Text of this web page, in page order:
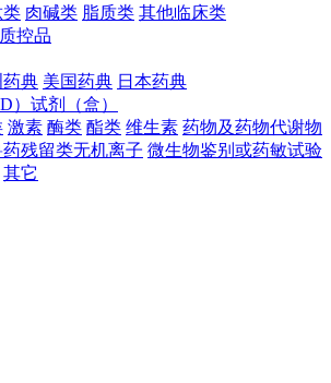
类 肉碱类 脂质类 其他临床类
控品
药典 美国药典 日本药典
）试剂（盒）
激素 酶类 酯类 维生素 药物及药物代谢物
药残留类无机离子 微生物鉴别或药敏试验
其它